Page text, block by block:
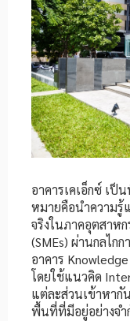
อาคารเคเอ็กซ์ เ
หมายคือนำความรู้
จริงในภาคอุตสาห
(SMEs) ผ่านกลไก
อาคาร
โดยใช้แนวคิด
แต่ละส่วนเข้าหากั
พื้นที่ที่มีอยู่อย่างจำ